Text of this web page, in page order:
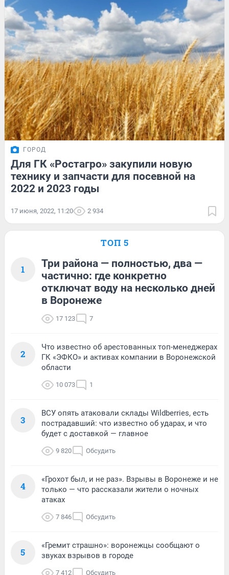
ГОРОД
Для ГК «Ростагро» закупили новую
технику и запчасти для посевной на
2022 и 2023 годы
17 июня, 2022, 11:20 2 934
ТОП 5
1
Три района — полностью, два —
частично: где конкретно
отключат воду на несколько дней
в Воронеже
17 123 7
2
Что известно об арестованных топ-менеджерах
ГК «ЭФКО» и активах компании в Воронежской
области
10 073 1
3
ВСУ опять атаковали склады Wildberries, есть
пострадавший: что известно об ударах, и что
будет с доставкой — главное
9 820 Обсудить
4
«Грохот был, и не раз». Взрывы в Воронеже и не
только — что рассказали жители о ночных
атаках
7 846 Обсудить
5
«Гремит страшно»: воронежцы сообщают о
звуках взрывов в городе
7 412 Обсудить